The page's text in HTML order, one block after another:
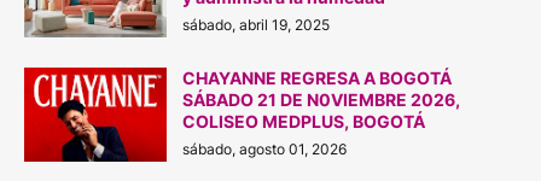
sábado, abril 19, 2025
CHAYANNE REGRESA A BOGOTÁ
SÁBADO 21 DE N0VIEMBRE 2026,
COLISEO MEDPLUS, BOGOTÁ
sábado, agosto 01, 2026